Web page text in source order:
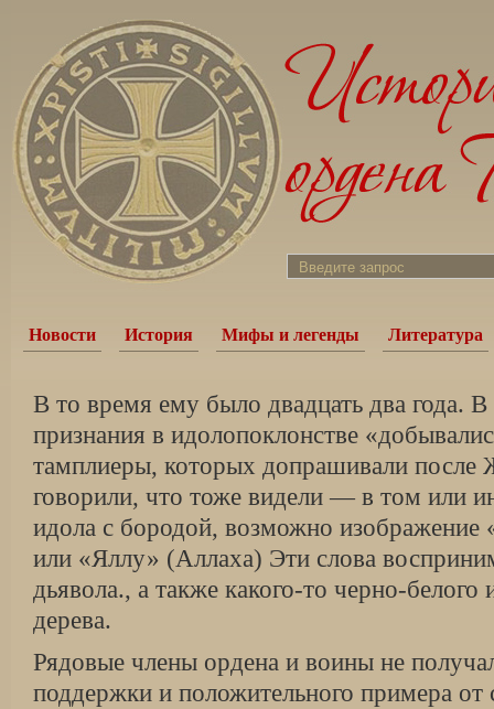
Новости История Мифы и легенды Литература
В то время ему было двадцать два года.
признания в идолопоклонстве
тамплиеры, которых допрашивали после
говорили, что тоже видели — в том или
идола с бородой, возможно
или «Яллу» (Аллаха) Эти слова
дьявола., а также какого-то черно-
дерева.
Рядовые члены ордена и воины не
поддержки и положительного примера от